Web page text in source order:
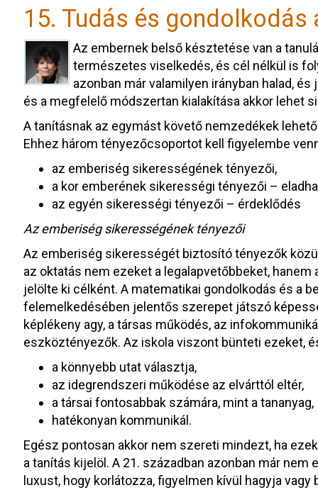
15. Tudás és
Az embernek belső késztetése van a
természetes viselkedés, és cél nélkül is
azonban már valamilyen irányban halad,
és a megfelelő módszertan kialakítása akkor lehet
A tanításnak az egymást követő nemzedékek
Ehhez három tényezőcsoportot kell figyelembe
az emberiség sikerességének tényezői,
a kor emberének sikerességi tényezői –
az egyén sikerességi tényezői – érdeklődés
Az emberiség sikerességének tényezői
Az emberiség sikerességét biztosító tényezők
az oktatás nem ezeket a legalapvetőbbeket,
jelölte ki célként. A matematikai gondolkodás és a
felemelkedésében jelentős szerepet játszó
képlékeny agy, a társas működés, az
eszköztényezők. Az iskola viszont bünteti ezeket,
a könnyebb utat választja,
az idegrendszeri működése az elvárttól eltér,
a társai fontosabbak számára, mint a tananyag,
hatékonyan kommunikál.
Egész pontosan akkor nem szereti mindezt, ha
a tanítás kijelöl. A 21. században azonban már nem
luxust, hogy korlátozza, figyelmen kívül hagyja